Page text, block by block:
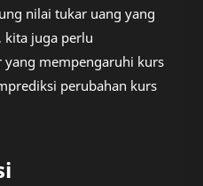
nilai tukar uang yang
kita juga perlu
mempengaruhi kurs
perubahan kurs